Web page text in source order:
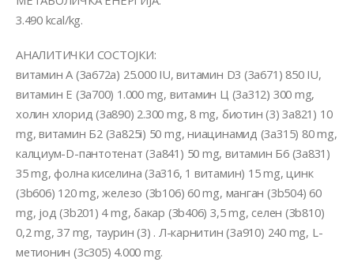
3.490 kcal/kg.
АНАЛИТИЧКИ СОСТОЈКИ:
витамин А (3a672a) 25.000 IU, витамин D3 (3a671) 850 IU,
витамин Е (3a700) 1.000 mg, витамин Ц (3a312) 300 mg,
холин хлорид (3a890) 2.300 mg, 8 mg, биотин (3) 3a821) 10
mg, витамин Б2 (3a825i) 50 mg, ниацинамид (3a315) 80 mg,
калциум-D-пантотенат (3a841) 50 mg, витамин Б6 (3a831)
35 mg, фолна киселина (3a316, 1 витамин) 15 mg, цинк
(3b606) 120 mg, железо (3b106) 60 mg, манган (3b504) 60
mg, јод (3b201) 4 mg, бакар (3b406) 3,5 mg, селен (3b810)
0,2 mg, 37 mg, таурин (3) . Л-карнитин (3a910) 240 mg, L-
метионин (3c305) 4.000 mg.